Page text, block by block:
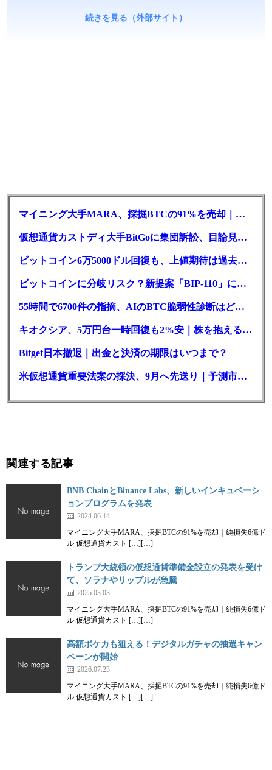
続きを見る（外部サイト）
マイニング大手MARA、採掘BTCの91%を売却｜純損失6億ドル
仮想通貨カストディ大手BitGoに集団訴訟、目論見書が争点に
ビットコイン6万5000ドル回復も、上値期待は過去最低の23%
ビットコインに分岐リスク？新提案「BIP-110」に期限迫る
55時間で6700件の指摘、AIのBTC脆弱性診断はどこまで本物か
キオクシア、5万円台一時回復も2%安｜株を抱える東芝は純利益30倍
Bitget日本撤退｜出金と決済の期限はいつまで？
米仮想通貨重要法案の採決、9月へ先送り｜予測市場の成立確率は14%に
関連する記事
BNB ChainとBinance Labs、新しいインキュベーシ
ョンプログラムを発表
2024.06.14
マイニング大手MARA、採掘BTCの91%を売却｜純損失6億ド
ル 仮想通貨カスト […][…]
トランプ大統領の仮想通貨準備金設立の発表を受け
て、ソラナやリップルが急騰
2025.03.03
マイニング大手MARA、採掘BTCの91%を売却｜純損失6億ド
ル 仮想通貨カスト […][…]
高額ポケカも狙える！デジタルガチャの抽選キャン
ペーンが開始
2026.07.23
マイニング大手MARA、採掘BTCの91%を売却｜純損失6億ド
ル 仮想通貨カスト […][…]